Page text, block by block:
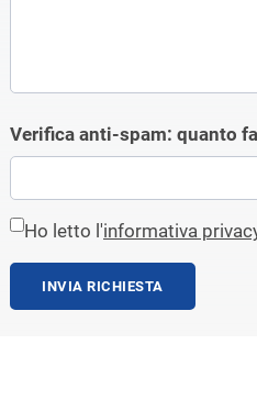
Verifica anti-spam: quanto fa
Ho letto l'informativa
INVIA RICHIESTA